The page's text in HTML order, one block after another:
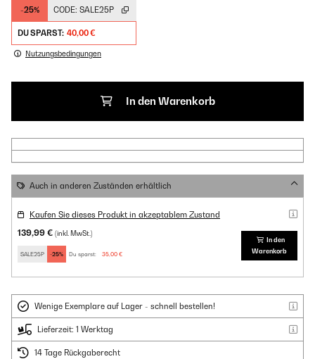
-25% CODE: SALE25P
DU SPARST: 40,00 €
Nutzungsbedingungen
In den Warenkorb
Auch in anderen Zuständen erhältlich
Kaufen Sie dieses Produkt in akzeptablem Zustand
139,99 € (inkl. MwSt.)
SALE25P -25% Du sparst: 35,00 €
In den
Warenkorb
Wenige Exemplare auf Lager - schnell bestellen!
Lieferzeit: 1 Werktag
14 Tage Rückgaberecht